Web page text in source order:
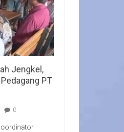
Jengkel,
PT
0